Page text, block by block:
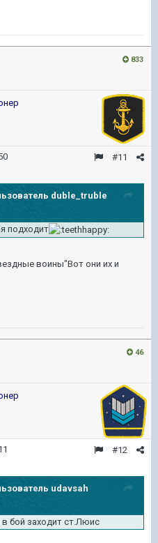
833
#11
duble_truble
подходит
воины"Вот они их и
46
#12
udavsah
в бой заходит ст.Люис